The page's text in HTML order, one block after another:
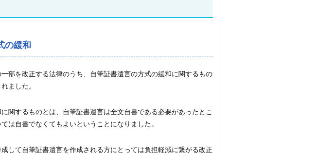
の緩和
部を改正する法律のうち、自筆証書遺言の方式の緩和に関するもの
ました。
関するものとは、自筆証書遺言は全文自書である必要があったとこ
は自書でなくてもよいということになりました。
して自筆証書遺言を作成される方にとっては負担軽減に繋がる改正